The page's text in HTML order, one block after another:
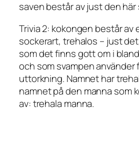
saven består av just den
Trivia 2: kokongen består av
sockerart, trehalos – just
som det finns gott om i
och som svampen
uttorkning. Namnet har
namnet på den manna som
av:trehala manna.